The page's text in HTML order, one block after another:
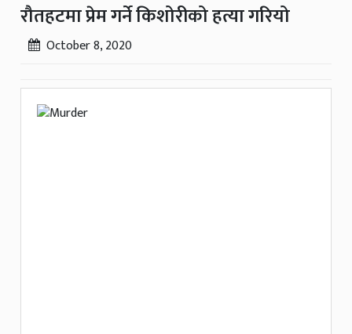
रौतहटमा प्रेम गर्ने किशोरीको हत्या गरियो
October 8, 2020